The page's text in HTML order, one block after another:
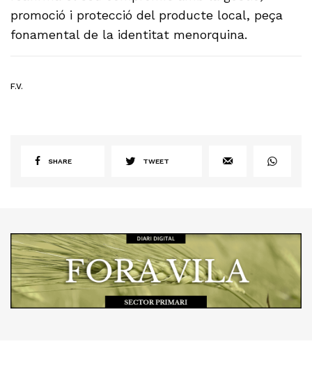
promoció i protecció del producte local, peça
fonamental de la identitat menorquina.
F.V.
SHARE TWEET